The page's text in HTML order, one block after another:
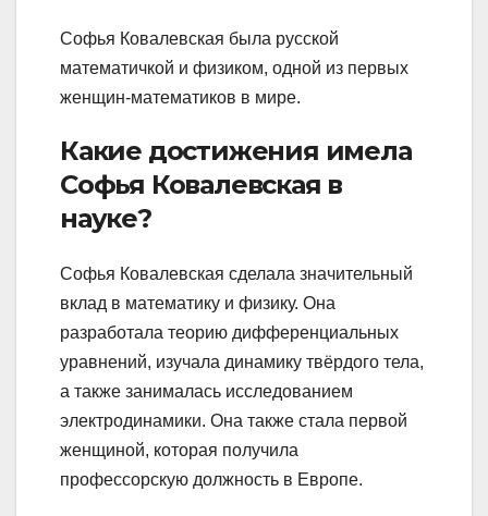
Софья Ковалевская была русской
математичкой и физиком, одной из первых
женщин-математиков в мире.
Какие достижения имела
Софья Ковалевская в
науке?
Софья Ковалевская сделала значительный
вклад в математику и физику. Она
разработала теорию дифференциальных
уравнений, изучала динамику твёрдого тела,
а также занималась исследованием
электродинамики. Она также стала первой
женщиной, которая получила
профессорскую должность в Европе.